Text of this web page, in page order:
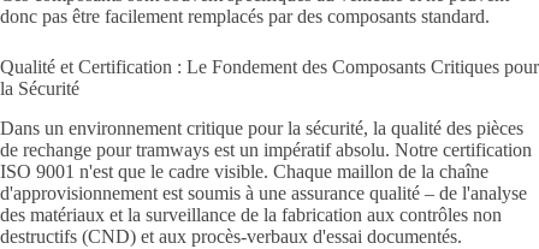
donc pas être facilement remplacés par des composants standard.
Qualité et Certification : Le Fondement des Composants Critiques pour
la Sécurité
Dans un environnement critique pour la sécurité, la qualité des pièces
de rechange pour tramways est un impératif absolu. Notre certification
ISO 9001 n'est que le cadre visible. Chaque maillon de la chaîne
d'approvisionnement est soumis à une assurance qualité – de l'analyse
des matériaux et la surveillance de la fabrication aux contrôles non
destructifs (CND) et aux procès-verbaux d'essai documentés.